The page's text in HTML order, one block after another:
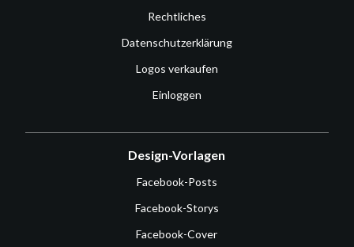
Rechtliches
Datenschutzerklärung
Logos verkaufen
Einloggen
Design-Vorlagen
Facebook-Posts
Facebook-Storys
Facebook-Cover